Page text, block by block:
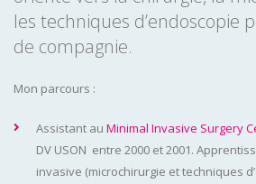
les techniques d’endoscopie
de compagnie.
Mon parcours :
Assistant au Minimal Invasive Surgery
DV USON entre 2000 et 2001.
invasive (microchirurgie et techniques